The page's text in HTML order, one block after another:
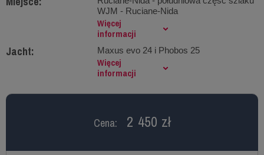
WJM - Ruciane-Nida
Więcej
informacji
Jacht: Maxus evo 24 i Phobos 25
Więcej
informacji
Cena: 2 450 zł